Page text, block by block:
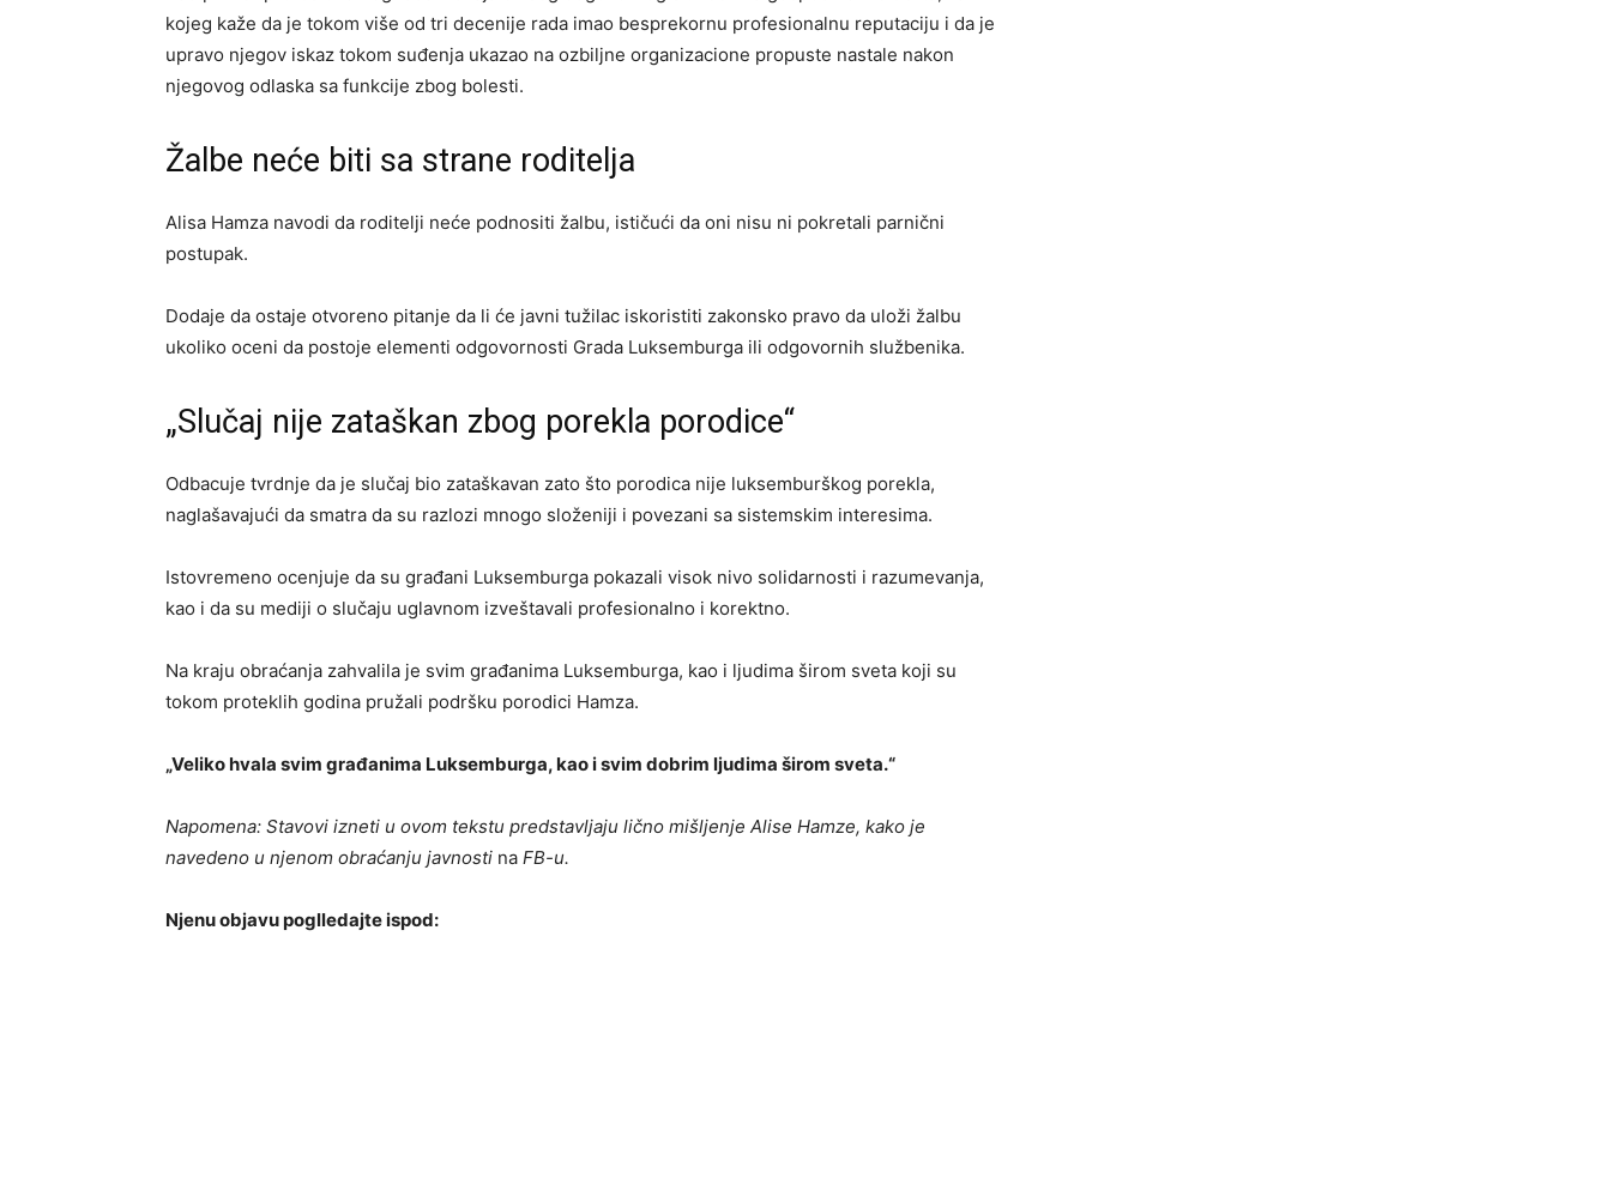
kojeg kaže da je tokom više od tri decenije rada imao besprekornu profesionalnu reputaciju i da je
upravo njegov iskaz tokom suđenja ukazao na ozbiljne organizacione propuste nastale nakon
njegovog odlaska sa funkcije zbog bolesti.
Žalbe neće biti sa strane roditelja
Alisa Hamza navodi da roditelji neće podnositi žalbu, ističući da oni nisu ni pokretali parnični
postupak.
Dodaje da ostaje otvoreno pitanje da li će javni tužilac iskoristiti zakonsko pravo da uloži žalbu
ukoliko oceni da postoje elementi odgovornosti Grada Luksemburga ili odgovornih službenika.
„Slučaj nije zataškan zbog porekla porodice“
Odbacuje tvrdnje da je slučaj bio zataškavan zato što porodica nije luksemburškog porekla,
naglašavajući da smatra da su razlozi mnogo složeniji i povezani sa sistemskim interesima.
Istovremeno ocenjuje da su građani Luksemburga pokazali visok nivo solidarnosti i razumevanja,
kao i da su mediji o slučaju uglavnom izveštavali profesionalno i korektno.
Na kraju obraćanja zahvalila je svim građanima Luksemburga, kao i ljudima širom sveta koji su
tokom proteklih godina pružali podršku porodici Hamza.
„Veliko hvala svim građanima Luksemburga, kao i svim dobrim ljudima širom sveta.“
Napomena: Stavovi izneti u ovom tekstu predstavljaju lično mišljenje Alise Hamze, kako je
navedeno u njenom obraćanju javnosti na FB-u.
Njenu objavu poglledajte ispod: